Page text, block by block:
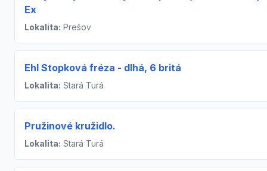
Ex
Lokalita: Prešov
Ehl Stopková fréza - dlhá, 6 britá
Lokalita: Stará Turá
Pružinové kružidlo.
Lokalita: Stará Turá